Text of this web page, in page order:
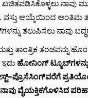
ನಾವು
ವಸ್ತು ಆಯ್ಕೆಯಿಂದ ಅಂತಿಮ
ತಲುಪಿಸಲು ನಾವು
ತಾಂತ್ರಿಕ ತಂಡವನ್ನು
ಹೋನಿಂಗ್
ವೈಯಕ್ತಿಕಗೊಳಿಸಿದ